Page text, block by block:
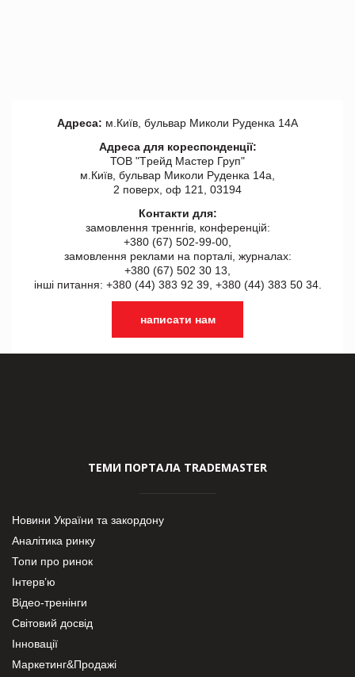
Адреса: м.Київ, бульвар Миколи Руденка 14А
Адреса для кореспонденції:
ТОВ "Tрейд Мастер Груп"
м.Київ, бульвар Миколи Руденка 14а,
2 поверх, оф 121, 03194
Контакти для:
замовлення треннгів, конференцій:
+380 (67) 502-99-00,
замовлення реклами на порталі, журналах:
+380 (67) 502 30 13,
інші питання: +380 (44) 383 92 39, +380 (44) 383 50 34.
написати нам
ТЕМИ ПОРТАЛА TRADEMASTER
Новини України та закордону
Аналітика ринку
Топи про ринок
Інтерв’ю
Відео-тренінги
Світовий досвід
Інновації
Маркетинг&Продажі